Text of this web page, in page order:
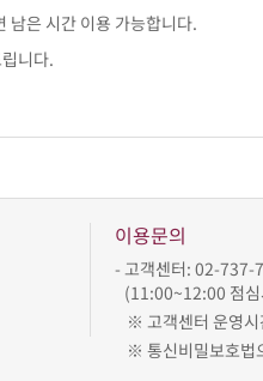
남은 시간 이용 가능합니다.
니다.
이용문의
- 고객센터: 02-737-
(11:00~12:00 점심
※ 고객센터 운영시
※ 통신비밀보호법